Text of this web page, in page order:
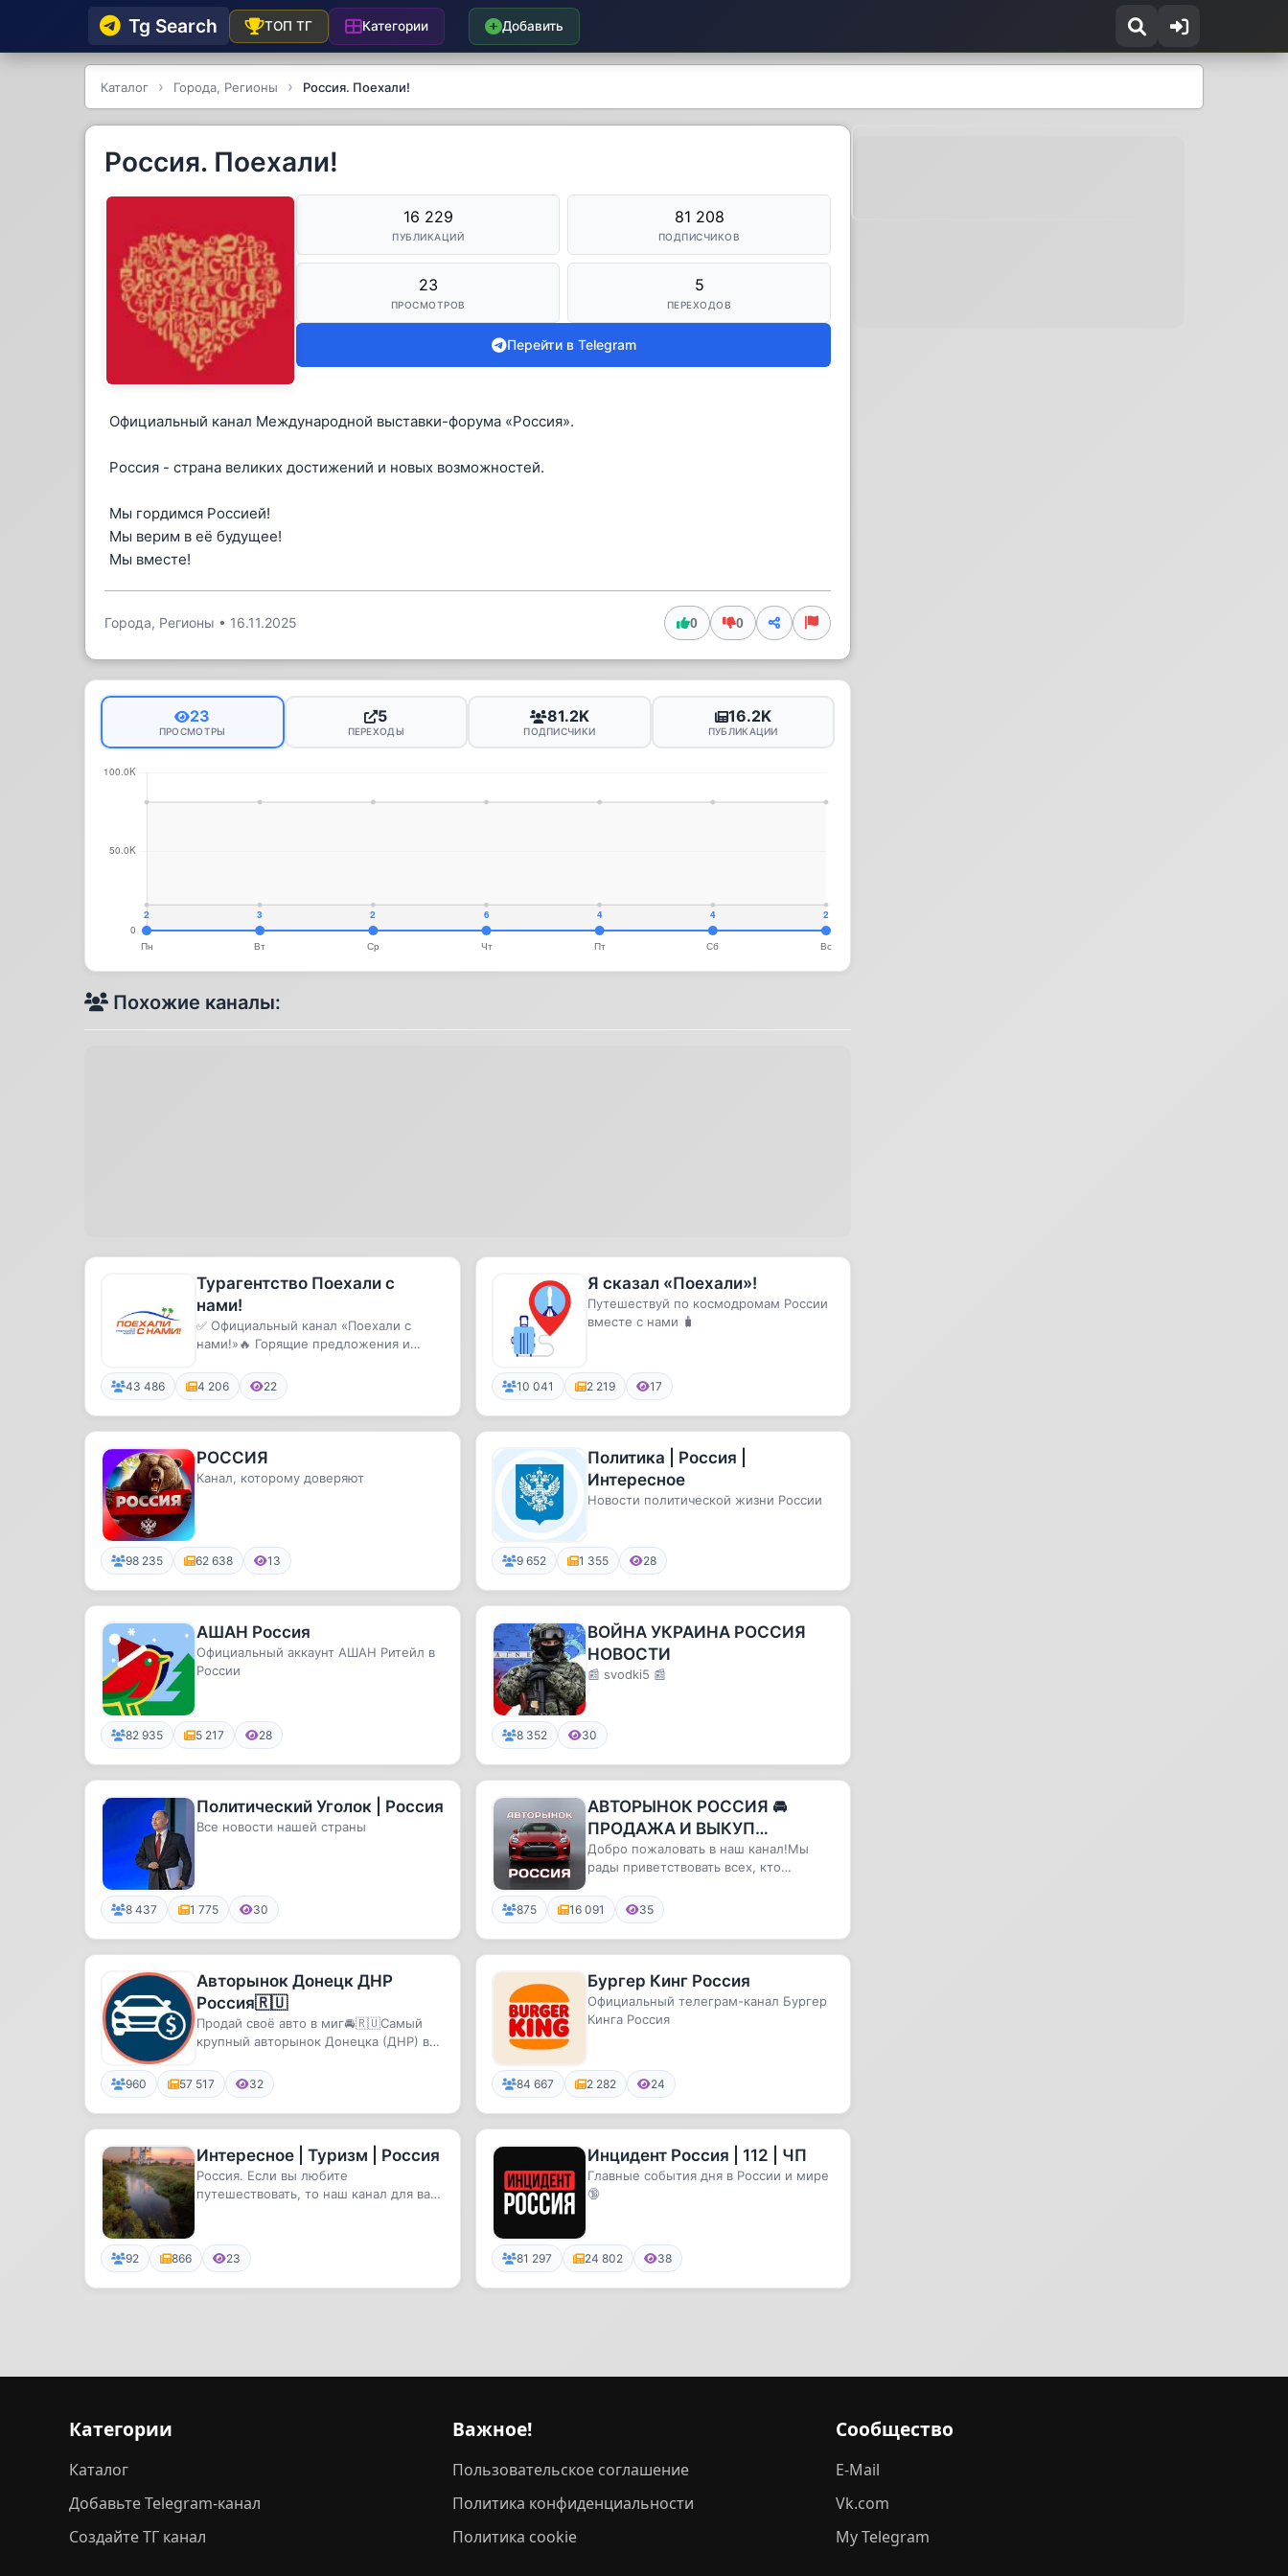
Tg Searсh ТОП ТГ Категории Добавить
Каталог Города, Регионы Россия. Поехали!
Россия. Поехали!
16 229
ПУБЛИКАЦИЙ
81 208
ПОДПИСЧИКОВ
23
ПРОСМОТРОВ
5
ПЕРЕХОДОВ
Перейти в Telegram
Официальный канал Международной выставки-форума «Россия».
Россия - страна великих достижений и новых возможностей.
Мы гордимся Россией!
Мы верим в её будущее!
Мы вместе!
Города, Регионы • 16.11.2025 0 0
23
ПРОСМОТРЫ
5
ПЕРЕХОДЫ
81.2K
ПОДПИСЧИКИ
16.2K
ПУБЛИКАЦИИ
Похожие каналы:
Турагентство Поехали с
нами!
✅ Официальный канал «Поехали с
нами!»🔥 Горящие предложения и
43 486 4 206 22
Я сказал «Поехали»!
Путешествуй по космодромам России
вместе с нами 🧳
10 041 2 219 17
РОССИЯ
Канал, которому доверяют
98 235 62 638 13
Политика | Россия |
Интересное
Новости политической жизни России
9 652 1 355 28
АШАН Россия
Официальный аккаунт АШАН Ритейл в
России
82 935 5 217 28
ВОЙНА УКРАИНА РОССИЯ
НОВОСТИ
📰 svodki5 📰
8 352 30
Политический Уголок | Россия
Все новости нашей страны
8 437 1 775 30
АВТОРЫНОК РОССИЯ 🚘
ПРОДАЖА И ВЫКУП
АВТОМОБИЛЕЙ
Добро пожаловать в наш канал!Мы
рады приветствовать всех, кто
...
875 16 091 35
Авторынок Донецк ДНР
Россия🇷🇺
Продай своё авто в миг🚘🇷🇺Самый
крупный авторынок Донецка (ДНР) в
960 57 517 32
Бургер Кинг Россия
Официальный телеграм-канал Бургер
Кинга Россия
84 667 2 282 24
Интересное | Туризм | Россия
Россия. Если вы любите
путешествовать, то наш канал для вас!
92 866 23
Инцидент Россия | 112 | ЧП
Главные события дня в России и мире
🔞
81 297 24 802 38
Категории
Каталог
Добавьте Telegram-канал
Создайте ТГ канал
Важное!
Пользовательское соглашение
Политика конфиденциальности
Политика cookie
Сообщество
E-Mail
Vk.com
My Telegram